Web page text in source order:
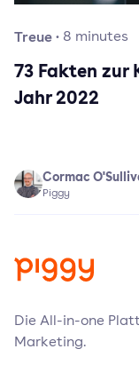
Treue· 8 minutes
73 Fakten zur
Jahr 2022
Cormac
Piggy
Die All-in-one
Marketing.